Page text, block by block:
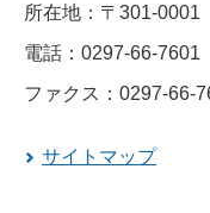
所在地：〒301-
電話：0297-66-7601
ファクス：0297-66-
サイトマップ